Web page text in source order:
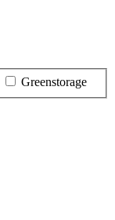
Greenstorage